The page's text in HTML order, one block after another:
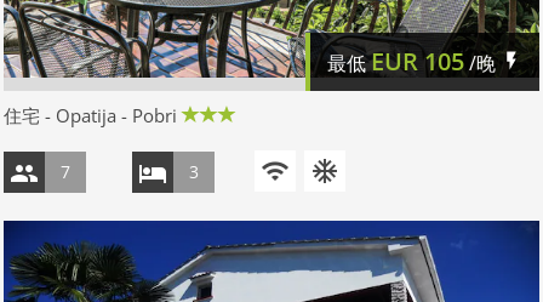
最低EUR105/晚
住宅 - Opatija - Pobri
7 3